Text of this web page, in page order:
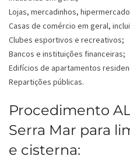
Lojas, mercadinhos,
Casas de comércio em geral,
Clubes esportivos e recreativos;
Bancos e instituições financeiras;
Edifícios de apartamentos
Repartições públicas.
Procedimento
Serra Mar para
e cisterna: